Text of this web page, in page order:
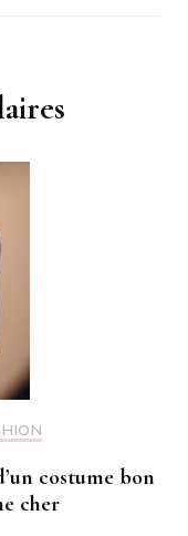
costume bon
cher